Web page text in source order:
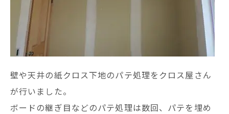
壁や天井の紙クロス下地のパテ処理をクロス屋さん
が行いました。
ボードの継ぎ目などのパテ処理は数回、パテを埋め